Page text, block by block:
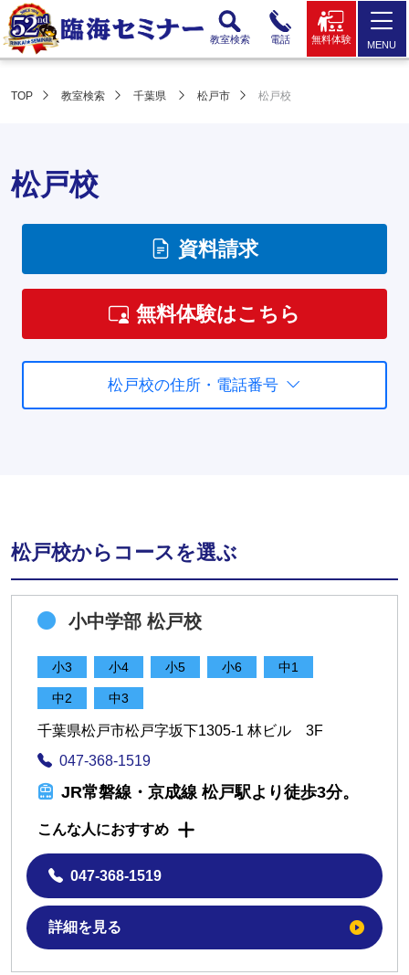
教室検索 電話 無料体験 MENU
TOP 教室検索 千葉県 松戸市 松戸校
松戸校
資料請求
無料体験はこちら
松戸校の住所・電話番号
松戸校からコースを選ぶ
小中学部 松戸校
小3 小4 小5 小6 中1
中2 中3
千葉県松戸市松戸字坂下1305-1 林ビル 3F
047-368-1519
JR常磐線・京成線 松戸駅より徒歩3分。
こんな人におすすめ
047-368-1519
詳細を見る